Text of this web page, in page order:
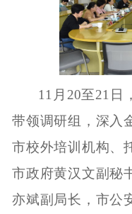
11 月 20至21 日
带领调研组，深入
市校外培训机构、
市政府黄汉文副秘
亦斌副局长，市公